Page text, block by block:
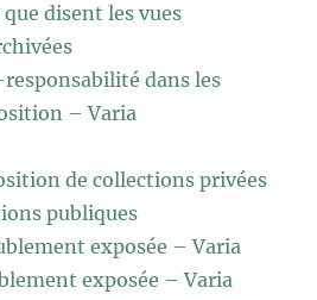
disent les vues
dans les
– Varia
de collections privées
publiques
exposée – Varia
exposée – Varia